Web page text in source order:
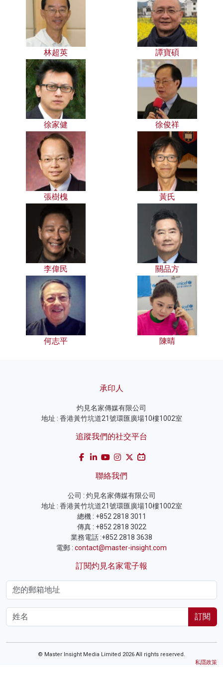
林超英 譚寶碩
徐家健 徐俊祥
張樹槐 黃氏
李偉民 關品方
何志平 陳晴
承印人
灼見名家傳媒有限公司
地址 : 香港黃竹坑道21號環匯廣場10樓1002室
追蹤我們的社交平台
聯絡我們
公司 : 灼見名家傳媒有限公司
地址 : 香港黃竹坑道21號環匯廣場10樓1002室
總機 : +852 2818 3011
傳真 : +852 2818 3022
業務電話 :+852 2818 3638
電郵 : contact@master-insight.com
訂閱灼見名家電子報
訂閱
© Master Insight Media Limited 2026 All rights reserved.
私隱政策